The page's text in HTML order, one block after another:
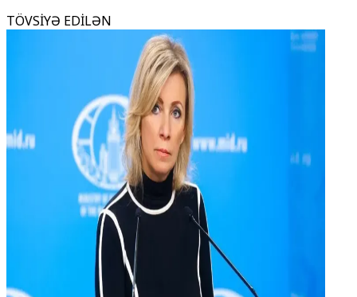
TÖVSİYƏ EDİLƏN